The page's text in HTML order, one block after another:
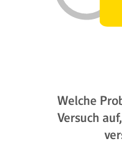
Welche
Versuch